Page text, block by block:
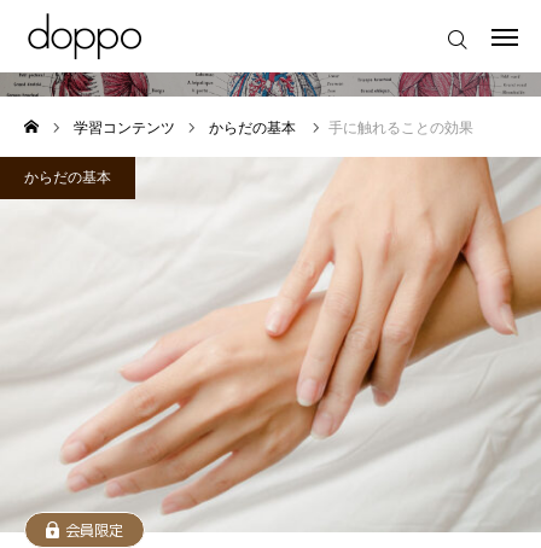
学習コンテンツ からだの基本 手に触れることの効果
からだの基本
会員限定
はじめての方へ
お知らせ
よくあるご質問
マイページ
旅するハンドセラピスト講座動画解説
お問い合わせ
運営会社